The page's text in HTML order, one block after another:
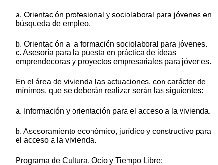
a. Orientación profesional y sociolaboral para jóvenes en
búsqueda de empleo.
b. Orientación a la formación sociolaboral para jóvenes.
c. Asesoría para la puesta en práctica de ideas
emprendedoras y proyectos empresariales para jóvenes.
En el área de vivienda las actuaciones, con carácter de
mínimos, que se deberán realizar serán las siguientes:
a. Información y orientación para el acceso a la vivienda.
b. Asesoramiento económico, jurídico y constructivo para
el acceso a la vivienda.
Programa de Cultura, Ocio y Tiempo Libre: